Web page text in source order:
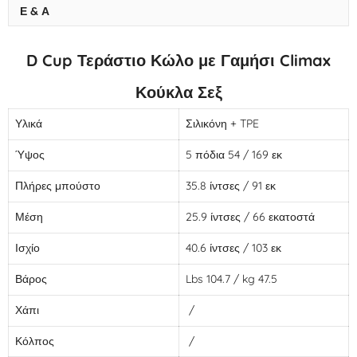
Ε & Α
D Cup Τεράστιο Κώλο με Γαμήσι Climax
Κούκλα Σεξ
Υλικά Σιλικόνη + TPE
Ύψος 5 πόδια 54 / 169 εκ
Πλήρες μπούστο 35.8 ίντσες / 91 εκ
Μέση 25.9 ίντσες / 66 εκατοστά
Ισχίο 40.6 ίντσες / 103 εκ
Βάρος Lbs 104.7 / kg 47.5
Χάπι /
Κόλπος /